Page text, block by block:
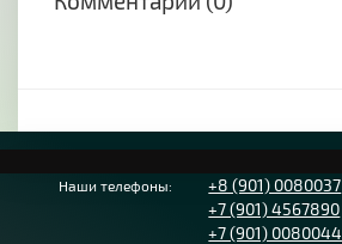
Delta F-35S box.
Наши телефоны:
+8 (901) 0080037
+7 (901) 4567890
+7 (901) 0080044